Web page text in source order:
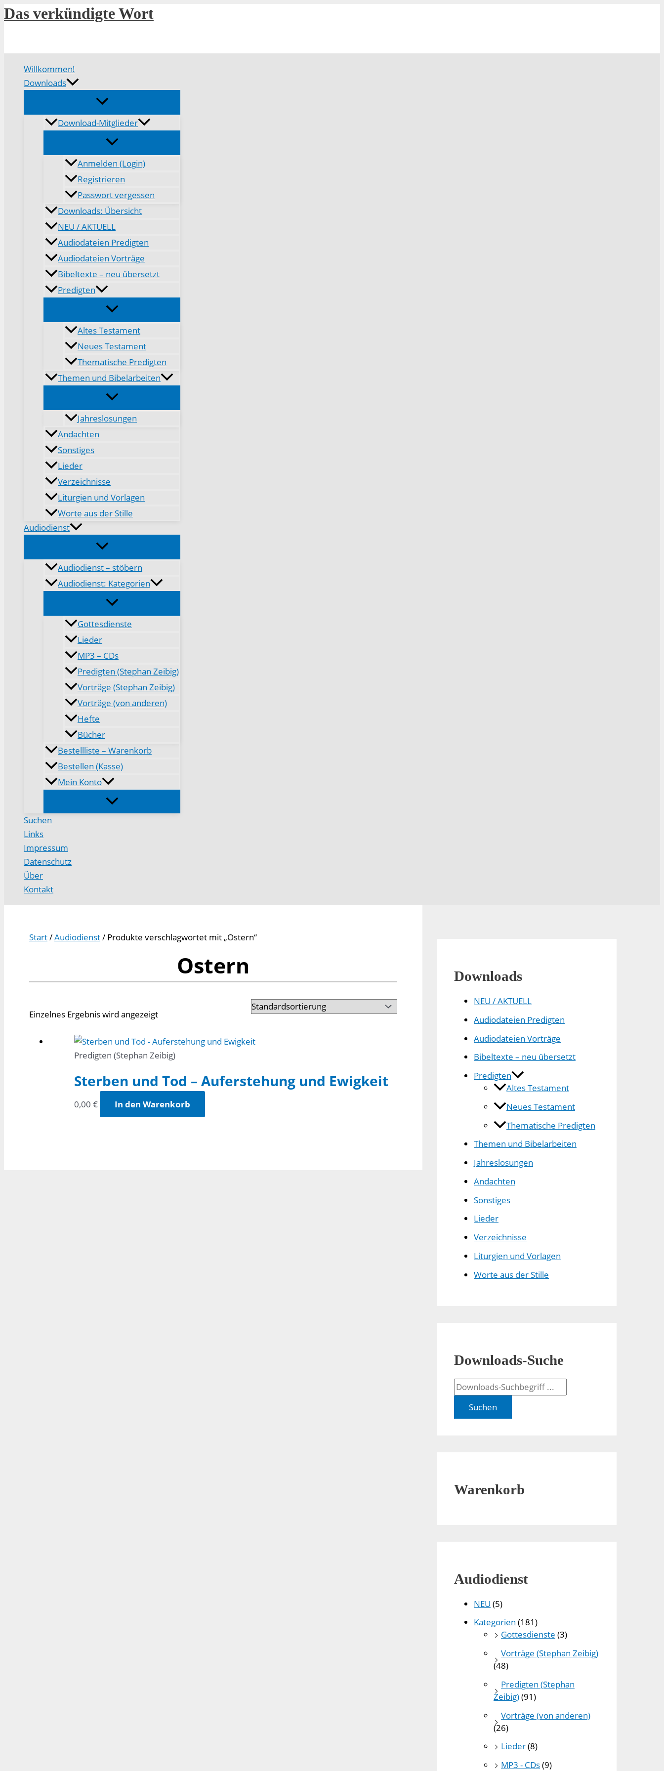
Zum
Inhalt
Das verkündigte Wort
Willkommen!
Downloads
Download-Mitglieder
Anmelden (Login)
Registrieren
Passwort vergessen
Downloads: Übersicht
NEU / AKTUELL
Audiodateien Predigten
Audiodateien Vorträge
Bibeltexte – neu übersetzt
Predigten
Altes Testament
Neues Testament
Thematische Predigten
Themen und Bibelarbeiten
Jahreslosungen
Andachten
Sonstiges
Lieder
Verzeichnisse
Liturgien und Vorlagen
Worte aus der Stille
Audiodienst
Audiodienst – stöbern
Audiodienst: Kategorien
Gottesdienste
Lieder
MP3 – CDs
Predigten (Stephan Zeibig)
Vorträge (Stephan Zeibig)
Vorträge (von anderen)
Hefte
Bücher
Bestellliste – Warenkorb
Bestellen (Kasse)
Mein Konto
Suchen
Links
Impressum
Datenschutz
Über
Kontakt
Start/Audiodienst/ Produkte verschlagwortet mit „Ostern“
Ostern
Einzelnes Ergebnis wird angezeigt
Predigten (Stephan Zeibig)
Sterben und Tod – Auferstehung und Ewigkeit
0,00 € In den Warenkorb
Downloads
NEU / AKTUELL
Audiodateien Predigten
Audiodateien Vorträge
Bibeltexte – neu übersetzt
Predigten
Altes Testament
Neues Testament
Thematische Predigten
Themen und Bibelarbeiten
Jahreslosungen
Andachten
Sonstiges
Lieder
Verzeichnisse
Liturgien und Vorlagen
Worte aus der Stille
Downloads-Suche
Suchen
Warenkorb
Audiodienst
NEU (5)
Kategorien (181)
Gottesdienste (3)
Vorträge (Stephan Zeibig)
(48)
Predigten (Stephan
Zeibig)(91)
Vorträge (von anderen)
(26)
Lieder(8)
MP3 - CDs(9)